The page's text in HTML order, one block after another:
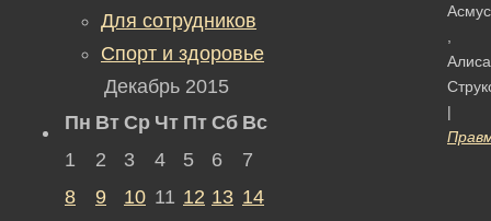
Асмус
Алиса
|
Для сотрудников
Спорт и здоровье
Декабрь 2015
Пн Вт Ср Чт Пт Сб Вс
1
2 3 4 5 6
7
8
9 10 11 12 13 14